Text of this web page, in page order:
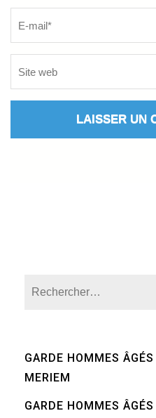
GARDE HOMMES
MERIEM
GARDE HOMMES